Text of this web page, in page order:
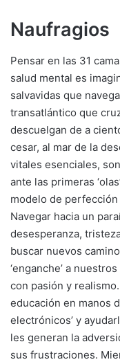
Naufragios
Pensar en las 31
salud mental es
salvavidas que
transatlántico que
descuelgan de a
cesar, al mar de la
vitales esenciales,
ante las primeras
modelo de
Navegar hacia un
desesperanza,
buscar nuevos
‘enganche’ a
con pasión y
educación en manos
electrónicos’ y
les generan la
sus frustraciones.